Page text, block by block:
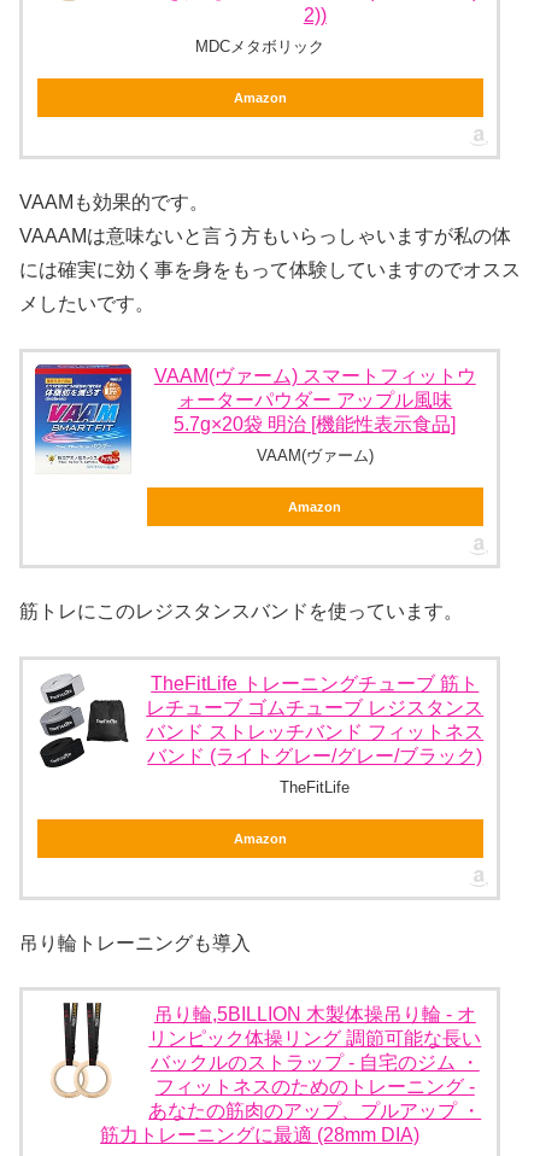
2))
MDCメタボリック
Amazon
VAAMも効果的です。
VAAAMは意味ないと言う方もいらっしゃいますが私の体
には確実に効く事を身をもって体験していますのでオスス
メしたいです。
VAAM(ヴァーム) スマートフィットウ
ォーターパウダー アップル風味
5.7g×20袋 明治 [機能性表示食品]
VAAM(ヴァーム)
Amazon
筋トレにこのレジスタンスバンドを使っています。
TheFitLife トレーニングチューブ 筋ト
レチューブ ゴムチューブ レジスタンス
バンド ストレッチバンド フィットネス
バンド (ライトグレー/グレー/ブラック)
TheFitLife
Amazon
吊り輪トレーニングも導入
吊り輪,5BILLION 木製体操吊り輪 - オ
リンピック体操リング 調節可能な長い
バックルのストラップ - 自宅のジム ・
フィットネスのためのトレーニング -
あなたの筋肉のアップ、プルアップ ・
筋力トレーニングに最適 (28mm DIA)